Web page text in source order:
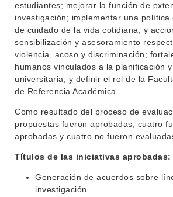
EXTENSIÓN
SERVICIOS
LLAMADOS
CONTACTO
MOVILIDAD ACADÉMICA
BIBLIOTECA
estudiantes; mejorar la función de
investigación; implementar una política
de cuidado de la vida cotidiana, y
sensibilización y asesoramiento
violencia, acoso y discriminación;
humanos vinculados a la planificación
universitaria; y definir el rol de la
de Referencia Académica
Como resultado del proceso de
propuestas fueron aprobadas, cuatro
aprobadas y cuatro no fueron
Títulos de las iniciativas aprobadas:
Generación de acuerdos sobre
investigación